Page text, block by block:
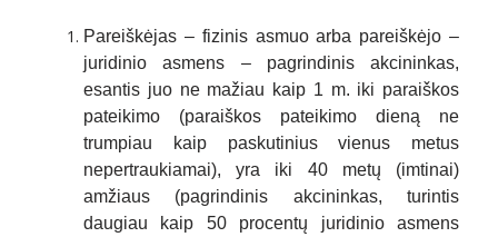
Pareiškėjas – fizinis asmuo arba pareiškėjo –
juridinio asmens – pagrindinis akcininkas,
esantis juo ne mažiau kaip 1 m. iki paraiškos
pateikimo (paraiškos pateikimo dieną ne
trumpiau kaip paskutinius vienus metus
nepertraukiamai), yra iki 40 metų (imtinai)
amžiaus (pagrindinis akcininkas, turintis
daugiau kaip 50 procentų juridinio asmens